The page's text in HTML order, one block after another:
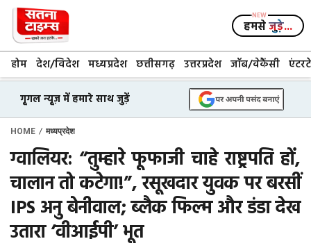
Skip
content
हमसेजुड़े...
होम देश/विदेश मध्यप्रदेश छत्तीसगढ़ उत्तरप्रदेश जॉब/वेकैंसी
गूगल न्यूज़ में हमारे साथ जुड़ें
HOME / मध्यप्रदेश
ग्वालियर: “तुम्हारे फूफाजी चाहे राष्ट्रपति हों,
चालान तो कटेगा!”, रसूखदार युवक पर बरसीं
IPS अनु बेनीवाल; ब्लैक फिल्म और डंडा देख
उतारा ‘वीआईपी’ भूत